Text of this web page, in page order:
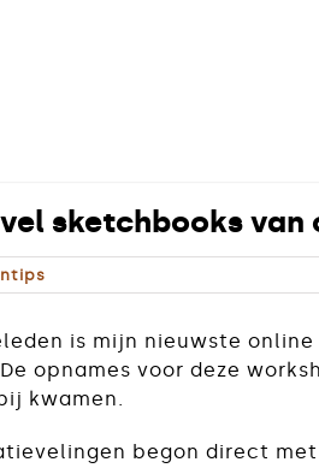
sketchbooks van
is mijn nieuwste online
opnames voor deze
kwamen.
begon direct